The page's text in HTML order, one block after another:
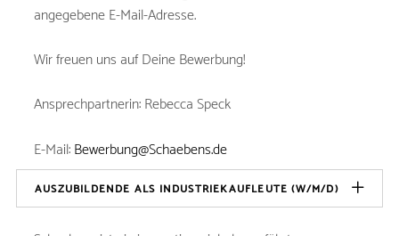
angegebene E-Mail-Adresse.
Wir freuen uns auf Deine Bewerbung!
Ansprechpartnerin: Rebecca Speck
E-Mail:Bewerbung@Schaebens.de
AUSZUBILDENDE ALS INDUSTRIEKAUFLEUTE (W/M/D)